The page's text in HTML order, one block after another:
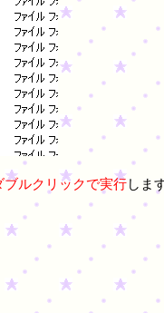
ブルクリックで実行しま